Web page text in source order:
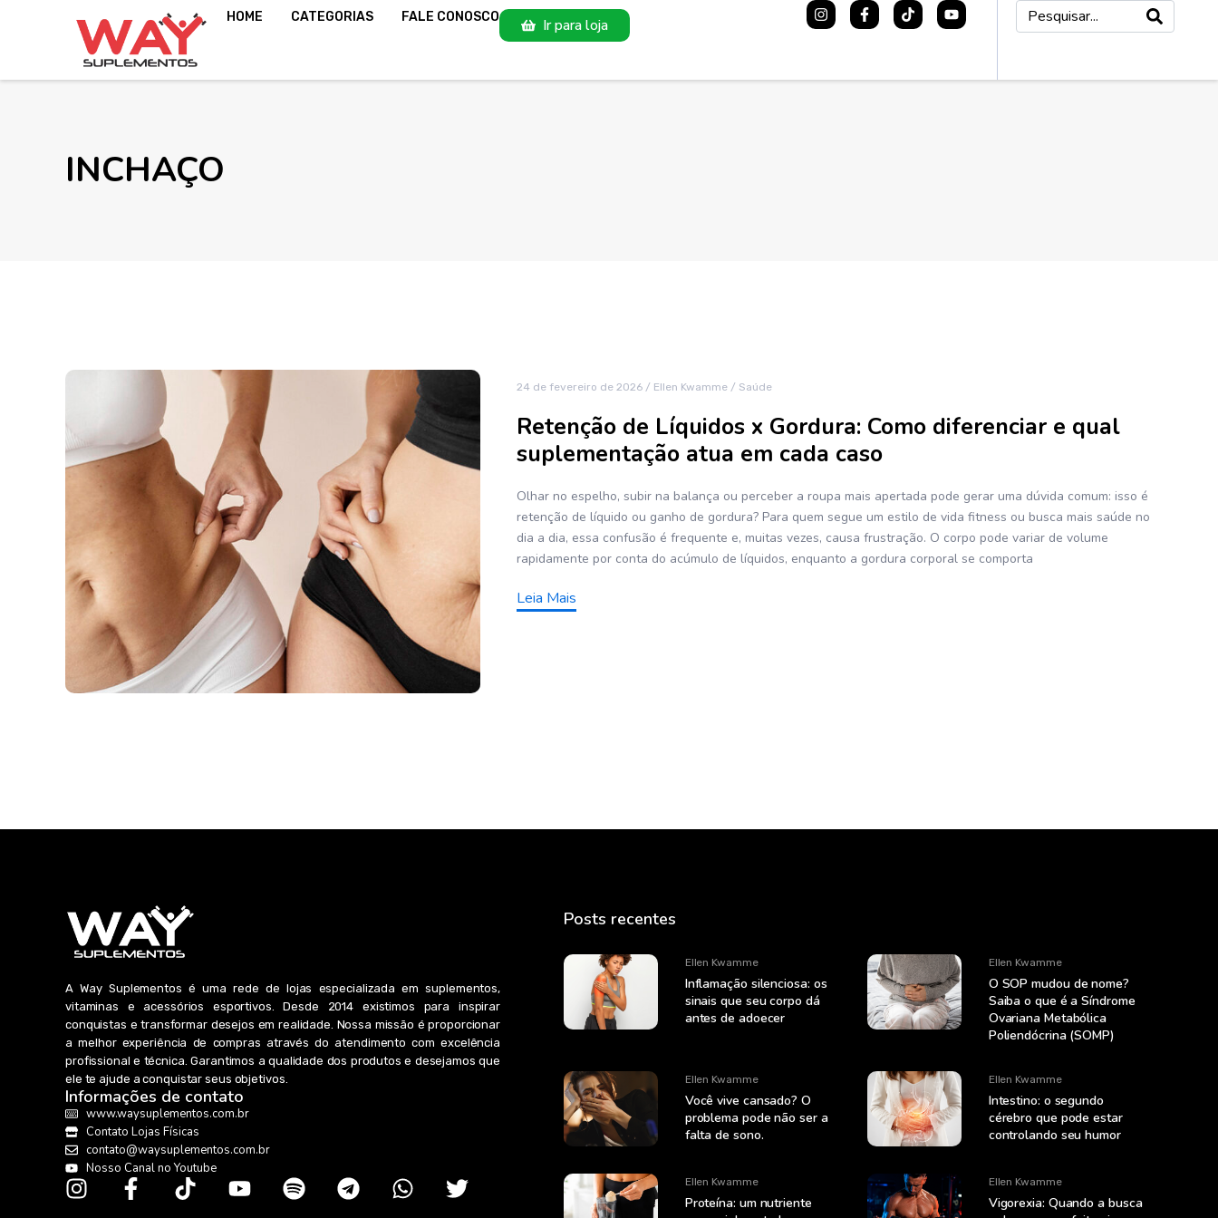
HOME CATEGORIAS FALE CONOSCO Ir para loja
INCHAÇO
24 de fevereiro de 2026 / Ellen Kwamme / Saúde
Retenção de Líquidos x Gordura: Como diferenciar e qual
suplementação atua em cada caso
Olhar no espelho, subir na balança ou perceber a roupa mais apertada pode gerar uma dúvida comum: isso é
retenção de líquido ou ganho de gordura? Para quem segue um estilo de vida fitness ou busca mais saúde no
dia a dia, essa confusão é frequente e, muitas vezes, causa frustração. O corpo pode variar de volume
rapidamente por conta do acúmulo de líquidos, enquanto a gordura corporal se comporta
Leia Mais
A Way Suplementos é uma rede de lojas especializada em suplementos,
vitaminas e acessórios esportivos. Desde 2014 existimos para inspirar
conquistas e transformar desejos em realidade. Nossa missão é proporcionar
a melhor experiência de compras através do atendimento com excelência
profissional e técnica. Garantimos a qualidade dos produtos e desejamos que
ele te ajude a conquistar seus objetivos.
Informações de contato
www.waysuplementos.com.br
Contato Lojas Físicas
contato@waysuplementos.com.br
Nosso Canal no Youtube
Posts recentes
Ellen Kwamme
Inflamação silenciosa: os
sinais que seu corpo dá
antes de adoecer
Ellen Kwamme
O SOP mudou de nome?
Saiba o que é a Síndrome
Ovariana Metabólica
Poliendócrina (SOMP)
Ellen Kwamme
Você vive cansado? O
problema pode não ser a
falta de sono.
Ellen Kwamme
Intestino: o segundo
cérebro que pode estar
controlando seu humor
Ellen Kwamme
Proteína: um nutriente
Ellen Kwamme
Vigorexia: Quando a busca